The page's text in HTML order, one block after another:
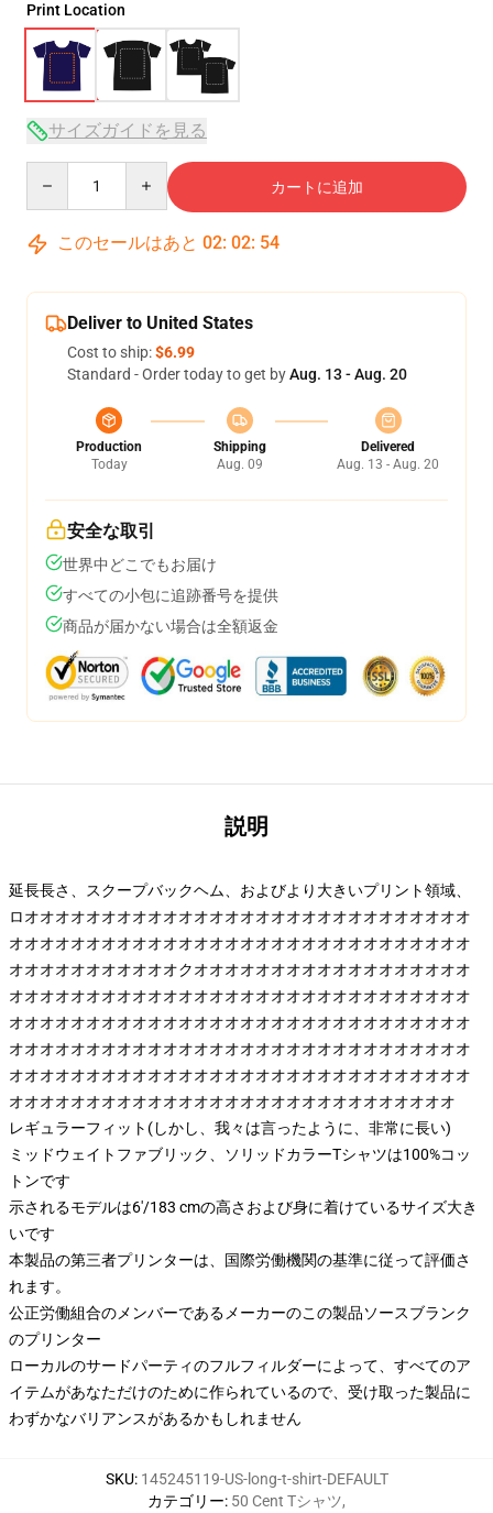
Print Location
サイズガイドを見る
カートに追加
このセールはあと 02: 02: 54
Deliver to United States
Cost to ship:$6.99
Standard - Order today to get byAug. 13 - Aug. 20
Production
Today
Shipping
Aug. 09
Delivered
Aug. 13 - Aug. 20
安全な取引
世界中どこでもお届け
すべての小包に追跡番号を提供
商品が届かない場合は全額返金
説明
延長長さ、スクープバックヘム、およびより大きいプリント領域、
ロオオオオオオオオオオオオオオオオオオオオオオオオオオオオオ
オオオオオオオオオオオオオオオオオオオオオオオオオオオオオオ
オオオオオオオオオオオクオオオオオオオオオオオオオオオオオオ
オオオオオオオオオオオオオオオオオオオオオオオオオオオオオオ
オオオオオオオオオオオオオオオオオオオオオオオオオオオオオオ
オオオオオオオオオオオオオオオオオオオオオオオオオオオオオオ
オオオオオオオオオオオオオオオオオオオオオオオオオオオオオオ
オオオオオオオオオオオオオオオオオオオオオオオオオオオオオ
レギュラーフィット(しかし、我々は言ったように、非常に長い)
ミッドウェイトファブリック、ソリッドカラーTシャツは100%コッ
トンです
示されるモデルは6'/183 cmの高さおよび身に着けているサイズ大き
いです
本製品の第三者プリンターは、国際労働機関の基準に従って評価さ
れます。
公正労働組合のメンバーであるメーカーのこの製品ソースブランク
のプリンター
ローカルのサードパーティのフルフィルダーによって、すべてのア
イテムがあなただけのために作られているので、受け取った製品に
わずかなバリアンスがあるかもしれません
SKU: 145245119-US-long-t-shirt-DEFAULT
カテゴリー: 50 Cent Tシャツ,